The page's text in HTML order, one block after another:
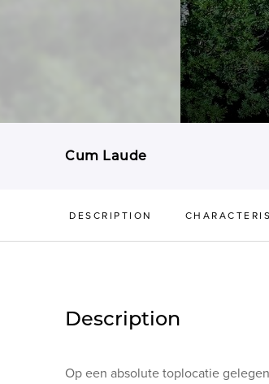
Cum Laude
DESCRIPTION
Description
Op een absolute toplocatie